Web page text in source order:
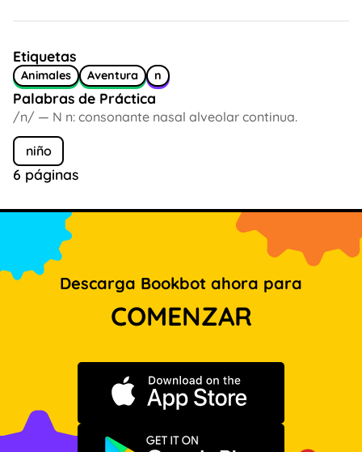
Etiquetas
Animales Aventura n
Palabras de Práctica
/n/ — N n: consonante nasal alveolar continua.
niño
6 páginas
Descarga Bookbot ahora para
COMENZAR
Descargar en App Store